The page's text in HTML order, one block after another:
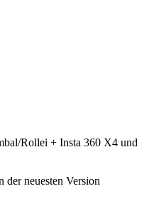
Rollei + Insta 360 X4 und
neuesten Version